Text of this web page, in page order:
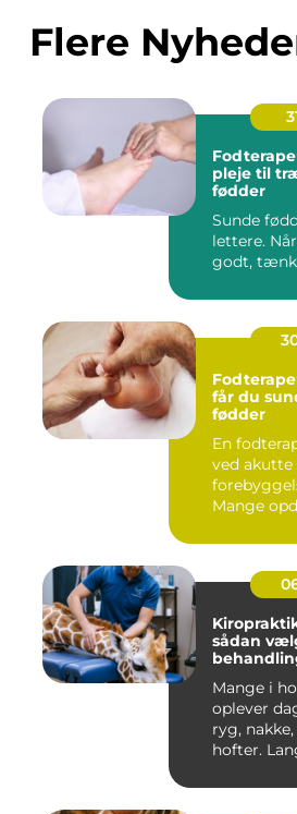
Flere
pleje til
fødder
Sunde
lettere.
godt,
Fodterapeut
får du
fødder
En
ved
Mange
sådan
Mange i
oplever
ryg,
hofter.